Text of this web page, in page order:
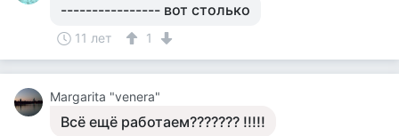
---------------- вот столько
11 лет 1
Margarita "venera"
Всё ещё работаем??????? !!!!!